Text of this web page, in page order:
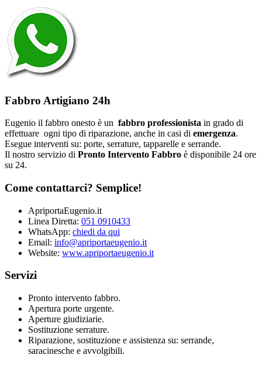
Fabbro Artigiano 24h
Eugenio il fabbro onesto è un fabbro professionista in grado di
effettuare ogni tipo di riparazione, anche in casi di emergenza.
Esegue interventi su: porte, serrature, tapparelle e serrande.
Il nostro servizio di Pronto Intervento Fabbro è disponibile 24 ore
su 24.
Come contattarci? Semplice!
ApriportaEugenio.it
Linea Diretta: 051 0910433
WhatsApp: chiedi da qui
Email: info@apriportaeugenio.it
Website: www.apriportaeugenio.it
Servizi
Pronto intervento fabbro.
Apertura porte urgente.
Aperture giudiziarie.
Sostituzione serrature.
Riparazione, sostituzione e assistenza su: serrande,
saracinesche e avvolgibili.